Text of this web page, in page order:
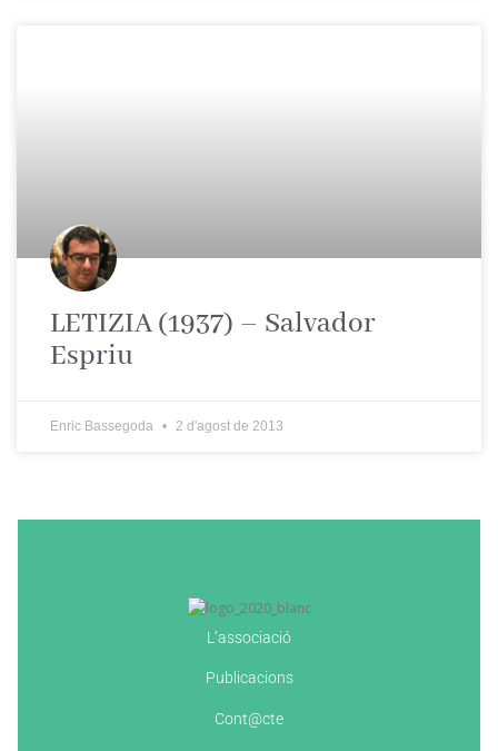
LETIZIA (1937) – Salvador
Espriu
Enric Bassegoda 2 d'agost de 2013
L’associació
Publicacions
Cont@cte